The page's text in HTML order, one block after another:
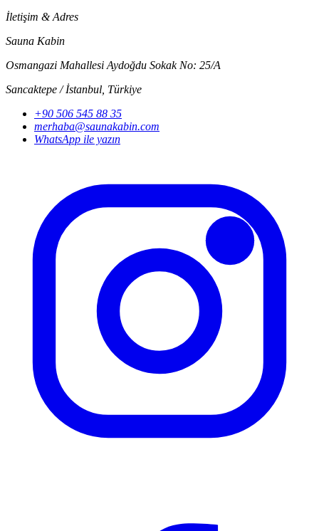
İletişim & Adres
Sauna Kabin
Osmangazi Mahallesi Aydoğdu Sokak No: 25/A
Sancaktepe / İstanbul Türkiye
+90 506 545 88 35
merhaba@saunakabin.com
WhatsApp ile yazın